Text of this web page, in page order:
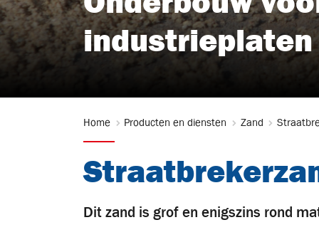
industrieplaten
Home Producten en diensten Zand
Dit zand is grof en enigszins rond